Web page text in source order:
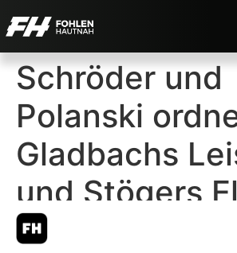
Schröder und
Polanski
Gladbachs
und Stögers
ein